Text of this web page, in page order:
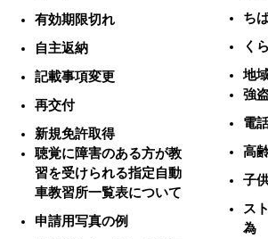
有効期限切れ
自主返納
記載事項変更
再交付
新規免許取得
聴覚に障害のある方が教
習を受けられる指定自動
車教習所一覧表について
申請用写真の例
ち
く
地
強
電
高
子
ス
為